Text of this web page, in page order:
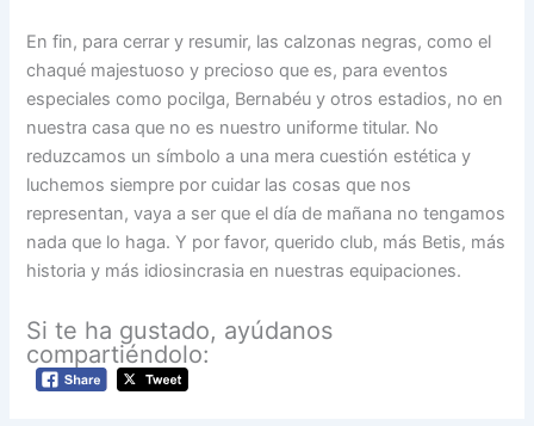
En fin, para cerrar y resumir, las calzonas negras, como el
chaqué majestuoso y precioso que es, para eventos
especiales como pocilga, Bernabéu y otros estadios, no en
nuestra casa que no es nuestro uniforme titular. No
reduzcamos un símbolo a una mera cuestión estética y
luchemos siempre por cuidar las cosas que nos
representan, vaya a ser que el día de mañana no tengamos
nada que lo haga. Y por favor, querido club, más Betis, más
historia y más idiosincrasia en nuestras equipaciones.
Si te ha gustado, ayúdanos
compartiéndolo: